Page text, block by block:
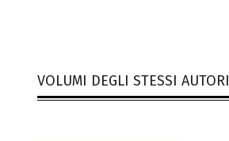
VOLUMI DEGLI STESSI AUTORI